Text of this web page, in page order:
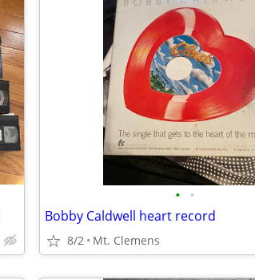
• •
Bobby Caldwell heart record
8/2 Mt. Clemens